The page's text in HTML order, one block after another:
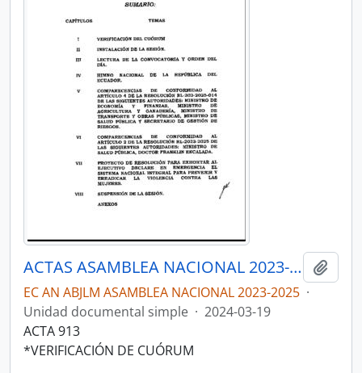
ACTAS ASAMBLEA NACIONAL 2023-2025
EC AN ABJLM ASAMBLEA NACIONAL 2023-2025 ·
Unidad documental simple · 2024-03-19
ACTA 913
*VERIFICACIÓN DE CUÓRUM